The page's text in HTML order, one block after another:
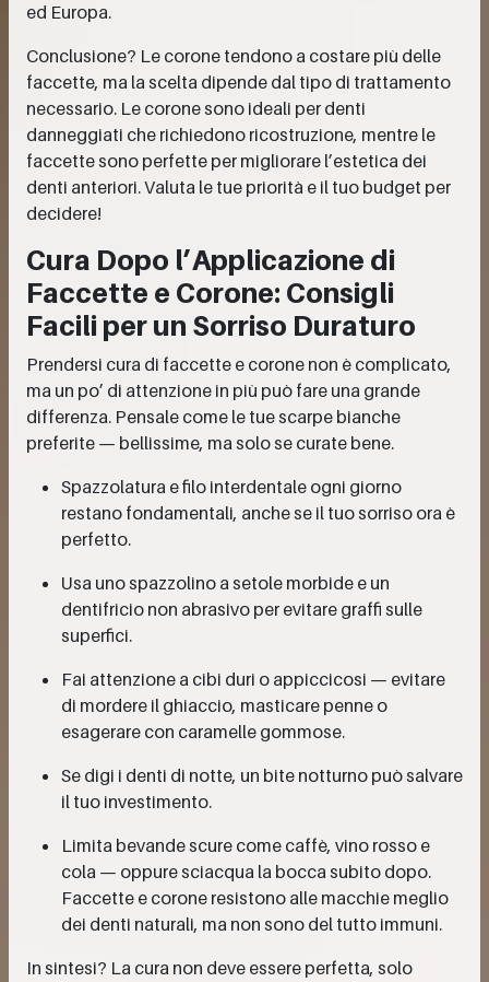
ed Europa.
Conclusione? Le corone tendono a costare più delle
faccette, ma la scelta dipende dal tipo di trattamento
necessario. Le corone sono ideali per denti
danneggiati che richiedono ricostruzione, mentre le
faccette sono perfette per migliorare l’estetica dei
denti anteriori. Valuta le tue priorità e il tuo budget per
decidere!
Cura Dopo l’Applicazione di
Faccette e Corone: Consigli
Facili per un Sorriso Duraturo
Prendersi cura di faccette e corone non è complicato,
ma un po’ di attenzione in più può fare una grande
differenza. Pensale come le tue scarpe bianche
preferite — bellissime, ma solo se curate bene.
Spazzolatura e filo interdentale ogni giorno
restano fondamentali, anche se il tuo sorriso ora è
perfetto.
Usa uno spazzolino a setole morbide e un
dentifricio non abrasivo per evitare graffi sulle
superfici.
Fai attenzione a cibi duri o appiccicosi — evitare
di mordere il ghiaccio, masticare penne o
esagerare con caramelle gommose.
Se digi i denti di notte, un bite notturno può salvare
il tuo investimento.
Limita bevande scure come caffè, vino rosso e
cola — oppure sciacqua la bocca subito dopo.
Faccette e corone resistono alle macchie meglio
dei denti naturali, ma non sono del tutto immuni.
In sintesi? La cura non deve essere perfetta, solo